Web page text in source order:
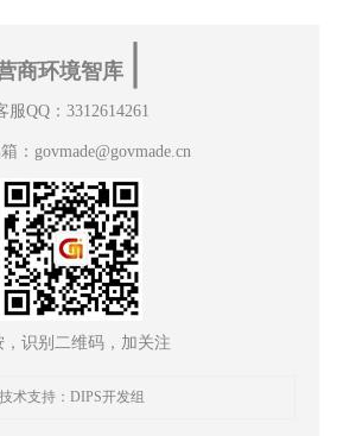
商环境智库
服QQ：3312614261
：govmade@govmade.cn
，识别二维码，加关注
技术支持：DIPS开发组